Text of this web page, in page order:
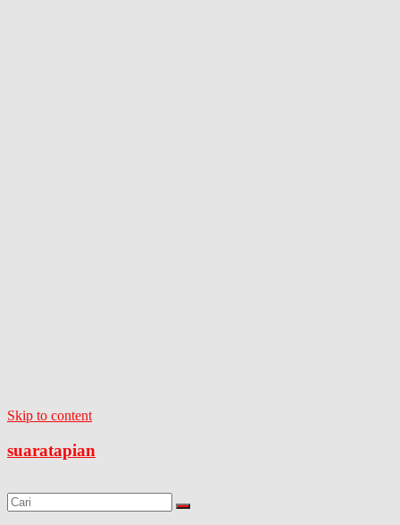
Skip to content
suaratapian